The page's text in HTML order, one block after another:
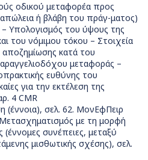
οδικού μεταφορέα προς
ή βλάβη του πράγ-ματος)
Υπολογισμός του ύψους της
του νόμιμου τόκου – Στοιχεία
κατά του
μεταφοράς –
ευθύνης του
για την εκτέλεση της
4 CMR
(έννοια), σελ. 62. ΜονΕφΠειρ
με τη μορφή
συνέπειες, μεταξύ
μισθωτικής σχέσης), σελ.